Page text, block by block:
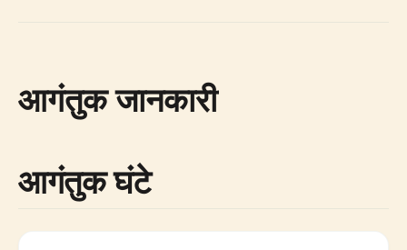
आगंतुक जानकारी
आगंतुक घंटे